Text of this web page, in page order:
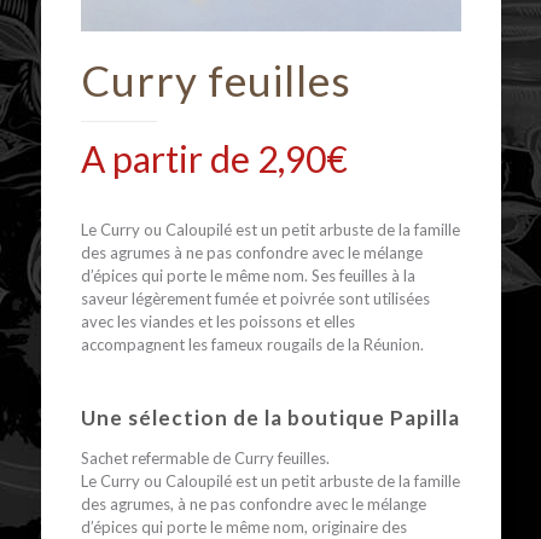
Curry feuilles
A partir de 2,90€
Le Curry ou Caloupilé est un petit arbuste de la famille
des agrumes à ne pas confondre avec le mélange
d’épices qui porte le même nom. Ses feuilles à la
saveur légèrement fumée et poivrée sont utilisées
avec les viandes et les poissons et elles
accompagnent les fameux rougails de la Réunion.
Une sélection de la boutique Papilla
Sachet refermable de Curry feuilles.
Le Curry ou Caloupilé est un petit arbuste de la famille
des agrumes, à ne pas confondre avec le mélange
d’épices qui porte le même nom, originaire des